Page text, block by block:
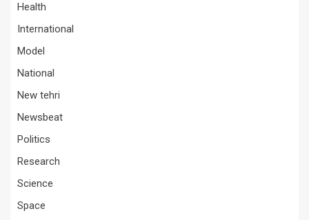
Health
International
Model
National
New tehri
Newsbeat
Politics
Research
Science
Space